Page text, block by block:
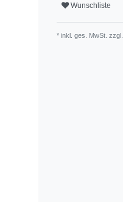
Wunschliste
* inkl. ges. MwSt. zzgl.